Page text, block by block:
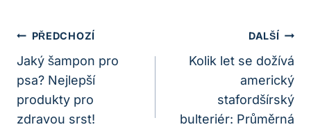
Navigace
Pro
Příspěvek
PŘEDCHOZÍ
Jaký šampon pro
psa? Nejlepší
produkty pro
zdravou srst!
DALŠÍ
Kolik let se dožívá
americký
stafordšírský
bulteriér: Průměrná